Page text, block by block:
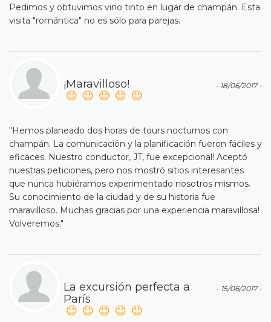
Pedimos y obtuvimos vino tinto en lugar de champán. Esta
visita "romántica" no es sólo para parejas.
- 18/06/2017 -
¡Maravilloso!
"Hemos planeado dos horas de tours nocturnos con
champán. La comunicación y la planificación fueron fáciles y
eficaces. Nuestro conductor, JT, fue excepcional! Aceptó
nuestras peticiones, pero nos mostró sitios interesantes
que nunca hubiéramos experimentado nosotros mismos.
Su conocimiento de la ciudad y de su historia fue
maravilloso. Muchas gracias por una experiencia maravillosa!
Volveremos."
- 15/06/2017 -
La excursión perfecta a
París